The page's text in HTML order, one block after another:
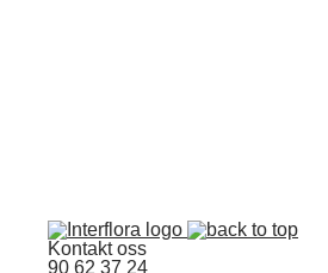
Kontakt oss
90 62 37 24